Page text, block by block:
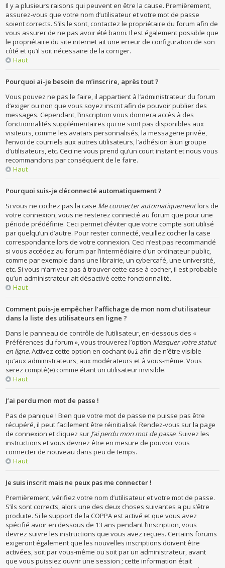
Il y a plusieurs raisons qui peuvent en être la cause. Premièrement,
assurez-vous que votre nom d’utilisateur et votre mot de passe
soient corrects. S’ils le sont, contactez le propriétaire du forum afin de
vous assurer de ne pas avoir été banni. Il est également possible que
le propriétaire du site internet ait une erreur de configuration de son
côté et qu’il soit nécessaire de la corriger.
Haut
Pourquoi ai-je besoin de m’inscrire, après tout ?
Vous pouvez ne pas le faire, il appartient à l’administrateur du forum
d’exiger ou non que vous soyez inscrit afin de pouvoir publier des
messages. Cependant, l’inscription vous donnera accès à des
fonctionnalités supplémentaires qui ne sont pas disponibles aux
visiteurs, comme les avatars personnalisés, la messagerie privée,
l’envoi de courriels aux autres utilisateurs, l’adhésion à un groupe
d’utilisateurs, etc. Ceci ne vous prend qu’un court instant et nous vous
recommandons par conséquent de le faire.
Haut
Pourquoi suis-je déconnecté automatiquement ?
Si vous ne cochez pas la case Me connecter automatiquementlors de
votre connexion, vous ne resterez connecté au forum que pour une
période prédéfinie. Ceci permet d’éviter que votre compte soit utilisé
par quelqu’un d’autre. Pour rester connecté, veuillez cocher la case
correspondante lors de votre connexion. Ceci n’est pas recommandé
si vous accédez au forum par l’intermédiaire d’un ordinateur public,
comme par exemple dans une librairie, un cybercafé, une université,
etc. Si vous n’arrivez pas à trouver cette case à cocher, il est probable
qu’un administrateur ait désactivé cette fonctionnalité.
Haut
Comment puis-je empêcher l’affichage de mon nom d’utilisateur
dans la liste des utilisateurs en ligne ?
Dans le panneau de contrôle de l’utilisateur, en-dessous des «
Préférences du forum », vous trouverez l’option Masquer votre statut
en ligne. Activez cette option en cochantOui afin de n’être visible
qu’aux administrateurs, aux modérateurs et à vous-même. Vous
serez compté(e) comme étant un utilisateur invisible.
Haut
J’ai perdu mon mot de passe !
Pas de panique ! Bien que votre mot de passe ne puisse pas être
récupéré, il peut facilement être réinitialisé. Rendez-vous sur la page
de connexion et cliquez sur J’ai perdu mon mot de passe. Suivez les
instructions et vous devriez être en mesure de pouvoir vous
connecter de nouveau dans peu de temps.
Haut
Je suis inscrit mais ne peux pas me connecter !
Premièrement, vérifiez votre nom d’utilisateur et votre mot de passe.
S’ils sont corrects, alors une des deux choses suivantes a pu s’être
produite. Si le support de la COPPA est activé et que vous avez
spécifié avoir en dessous de 13 ans pendant l’inscription, vous
devrez suivre les instructions que vous avez reçues. Certains forums
exigeront également que les nouvelles inscriptions doivent être
activées, soit par vous-même ou soit par un administrateur, avant
que vous puissiez ouvrir une session ; cette information était